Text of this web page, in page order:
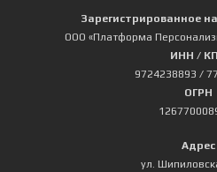
Зарегистрированное
ООО «Платформа
ИНН /
9724238893 /
ОГРН
Адрес
ул.